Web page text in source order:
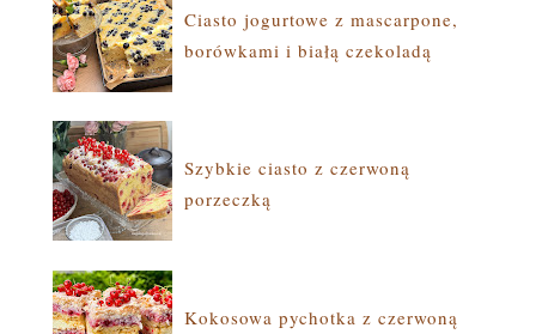
Ciasto jogurtowe z mascarpone,
borówkami i białą czekoladą
Szybkie ciasto z czerwoną
porzeczką
Kokosowa pychotka z czerwoną